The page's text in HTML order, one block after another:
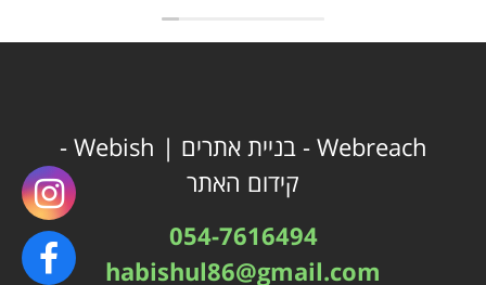
ברמה גבוהה מאוד. החוויה היתה
מגבשת,מעצימה וגם מי שלא התלהב
Webreach - בניית אתרים
| Webish -
קידום האתר
054-7616494
habishul86@gmail.com